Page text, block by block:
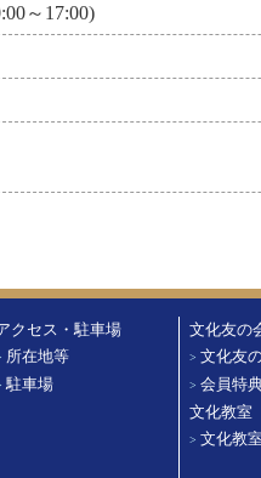
～17:00)
クセス・駐車場
所在地等
駐車場
文化友の
> 文化友
> 会員特
文化教室
> 文化教